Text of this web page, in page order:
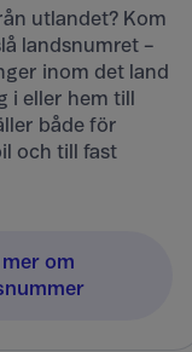
utlandet? Kom
landsnumret –
inom det land
i eller hem till
både för
och till fast
mer om